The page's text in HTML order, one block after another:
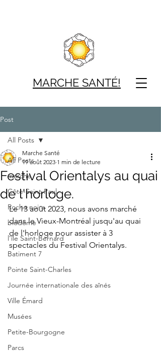
MARCHE SANTÉ!
Post
All Posts
marche
Côte-Saint-Paul
Roche noire
biodome
l’île Saint-Bernard
Batiment 7
Pointe Saint-Charles
Journée internationale des aînés
Ville Émard
Musées
Petite-Bourgogne
Parcs
All Posts
Festival Orientalys au quai
de l'horloge.
Marche Santé
19 août 2023 1 min de lecture
Le 13 août 2023, nous avons marché
dans le Vieux-Montréal jusqu'au quai
de l'horloge pour assister à 3
spectacles du Festival Orientalys.